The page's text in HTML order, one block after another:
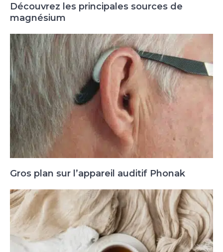
Découvrez les principales sources de
magnésium
Gros plan sur l’appareil auditif Phonak